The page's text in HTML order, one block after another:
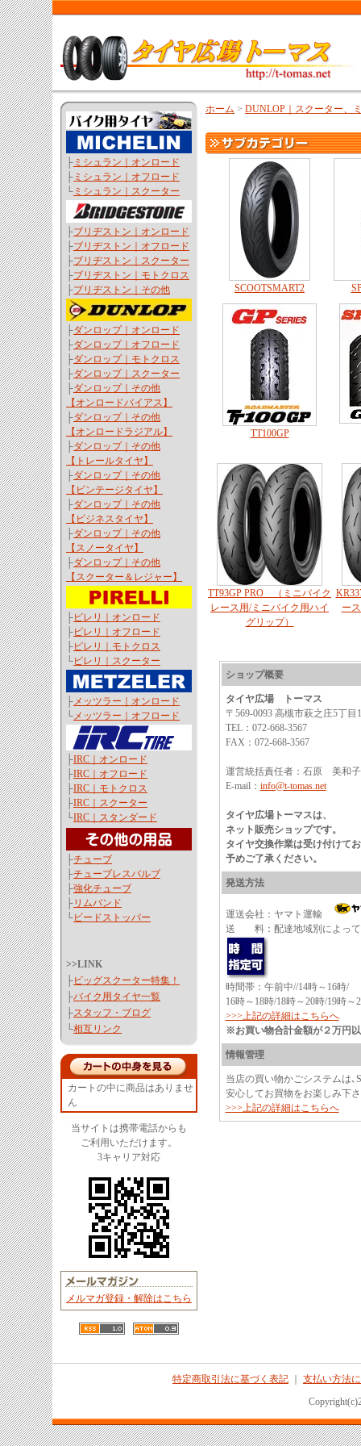
├ ミシュラン｜オンロード
├ ミシュラン｜オフロード
└ ミシュラン｜スクーター
├ブリヂストン｜オンロード
├ブリヂストン｜オフロード
├ブリヂストン｜スクーター
├ブリヂストン｜モトクロス
├ブリヂストン｜その他
├ダンロップ｜オンロード
├ダンロップ｜オフロード
├ダンロップ｜モトクロス
├ダンロップ｜スクーター
├ダンロップ｜その他
【オンロードバイアス】
├ダンロップ｜その他
【オンロードラジアル】
├ダンロップ｜その他
【トレールタイヤ】
├ダンロップ｜その他
【ビンテージタイヤ】
├ダンロップ｜その他
【ビジネスタイヤ】
├ダンロップ｜その他
【スノータイヤ】
├ダンロップ｜その他
【スクーター＆レジャー】
├ピレリ｜オンロード
├ピレリ｜オフロード
├ピレリ｜モトクロス
└ピレリ｜スクーター
├メッツラー｜オンロード
└メッツラー｜オフロード
├IRC｜オンロード
├IRC｜オフロード
├IRC｜モトクロス
├IRC｜スクーター
└IRC｜スタンダード
├チューブ
├チューブレスバルブ
├強化チューブ
├リムバンド
└ビードストッパー
>>LINK
├ビッグスクーター特集！
├バイク用タイヤ一覧
├スタッフ・ブログ
└相互リンク
カートの中に商品はありませ
ん
当サイトは携帯電話からも
ご利用いただけます。
3キャリア対応
メルマガ登録・解除はこちら
ホーム > DUNLOP｜スクーター、
SCOOTSMART2
TT100GP
TT93GP PRO （ミニバイク
レース用/ミニバイク用ハイ
グリップ）
ー
ショップ概要
タイヤ広場 トーマス
〒569-0093 高槻市萩之庄5丁目
TEL：072-668-3567
FAX：072-668-3567
運営統括責任者：石原 美和子
E-mail： info@t-tomas.net
タイヤ広場トーマスは、
ネット販売ショップです。
タイヤ交換作業は受け付けて
予めご了承ください。
発送方法
運送会社：ヤマト運輸
送 料：配達地域別によって
時間帯：午前中//14時～16時/
16時～18時/18時～20時/19時～
>>>上記の詳細はこちらへ
※お買い物合計金額が２万円
情報管理
当店の買い物かごシステムは
安心してお買物をお楽しみ下
>>>上記の詳細はこちらへ
特定商取引法に基づく表記
支払い方法